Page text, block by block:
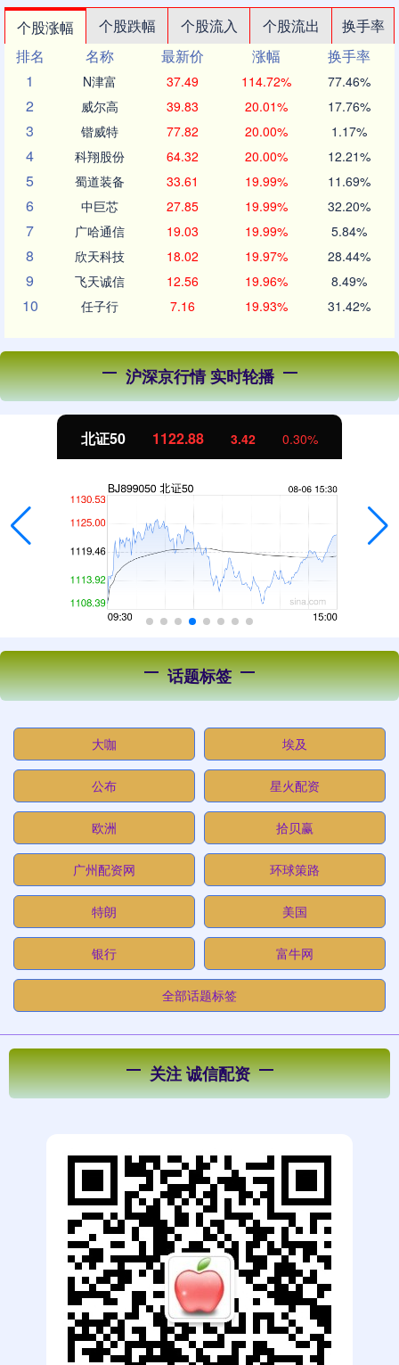
个股涨幅 个股跌幅 个股流入 个股流出
换手率
排名
名称 最新价 涨幅
换手率
1
N津富 37.49 114.72% 77.46%
2 威尔高 39.83 20.01% 17.76%
3 锴威特 77.82 20.00% 1.17%
4 科翔股份 64.32 20.00% 12.21%
5 蜀道装备 33.61 19.99% 11.69%
6 中巨芯 27.85 19.99% 32.20%
7 广哈通信 19.03 19.99% 5.84%
8 欣天科技 18.02 19.97% 28.44%
9 飞天诚信 12.56 19.96% 8.49%
10 任子行 7.16 19.93% 31.42%
沪深京行情 实时轮播
北证50 1122.88 3.42 0.30%
话题标签
大咖 埃及
公布 星火配资
欧洲 拾贝赢
广州配资网 环球策路
特朗 美国
银行 富牛网
全部话题标签
关注 诚信配资